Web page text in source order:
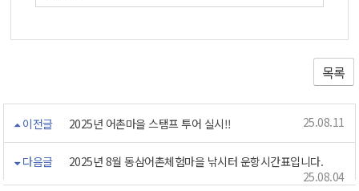
목록
이전글 2025년 어촌마을 스탬프 투어 실시!! 25.08.11
다음글
2025년 8월 동삼어촌체험마을 낚시터 운항시간표입니다.
25.08.04